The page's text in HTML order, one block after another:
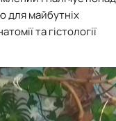
для майбутніх
та гістології